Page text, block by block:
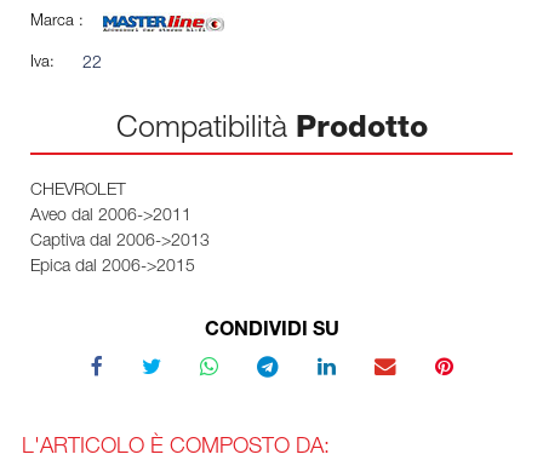
Marca :
Iva: 22
Compatibilità Prodotto
CHEVROLET
Aveo dal 2006->2011
Captiva dal 2006->2013
Epica dal 2006->2015
CONDIVIDI SU
L'ARTICOLO È COMPOSTO DA: